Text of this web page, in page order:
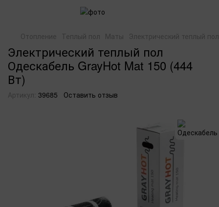
Отопление Теплый пол Маты Электрический теплый
Электрический теплый пол
Одескабель GrayHot Mat 150 (444
Вт)
Артикул: 39685 Оставить отзыв